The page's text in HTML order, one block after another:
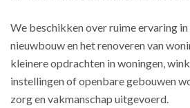
We beschikken over ruime ervaring
nieuwbouw en het renoveren van
kleinere opdrachten in woningen,
instellingen of openbare gebouwen
zorg en vakmanschap uitgevoerd.